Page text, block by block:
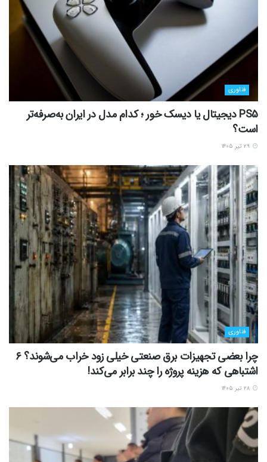
فناوری
PS5 دیجیتال یا دیسک خور ؛ کدام مدل در ایران به‌صرفه‌تر
است؟
فناوری
چرا بعضی تجهیزات برق صنعتی خیلی زود خراب می‌شوند؟ ۶
اشتباهی که هزینه پروژه را چند برابر می‌کند!